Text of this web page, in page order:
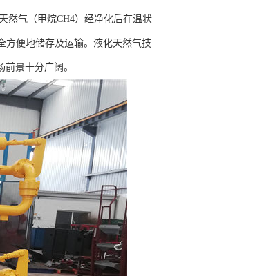
然气（甲烷CH4）经净化后在温状
便地储存及运输。液化天然气技
景十分广阔。